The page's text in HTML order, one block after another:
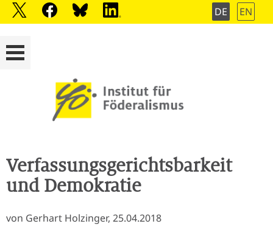
DE EN
Verfassungsgerichtsbarkeit
und Demokratie
von Gerhart Holzinger, 25.04.2018